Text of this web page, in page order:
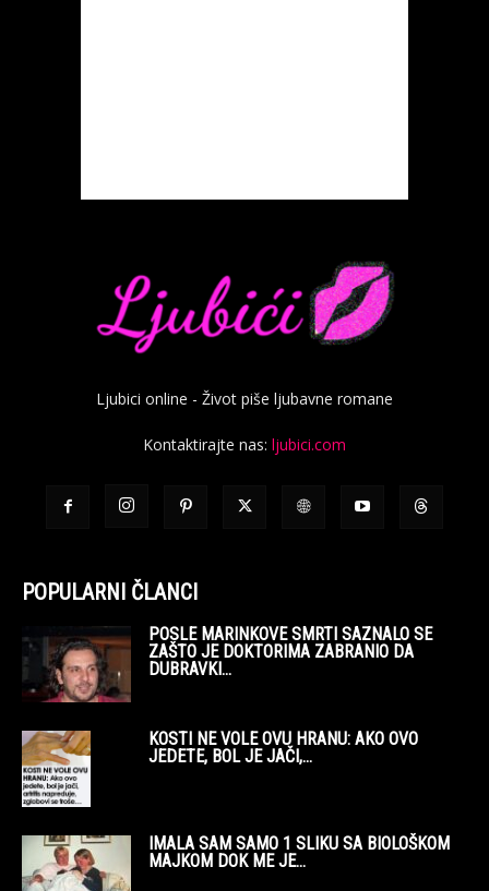
Ljubici online - Život piše ljubavne romane
Kontaktirajte nas: ljubici.com
POPULARNI ČLANCI
POSLE MARINKOVE SMRTI SAZNALO SE
ZAŠTO JE DOKTORIMA ZABRANIO DA
DUBRAVKI...
KOSTI NE VOLE OVU HRANU: AKO OVO
JEDETE, BOL JE JAČI,...
IMALA SAM SAMO 1 SLIKU SA BIOLOŠKOM
MAJKOM DOK ME JE...